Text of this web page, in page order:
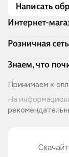
Написать
Интернет-
Акции
Доставка и
Программа
Подарочные
Правила
Политика
Розничная сеть
Адреса
Книжный Дозор
О компании
Читай-город для
Хотите у нас
Знаем, что
Скоро в продаже
Лучшие из
Читай-журнал
Принимаем к
На